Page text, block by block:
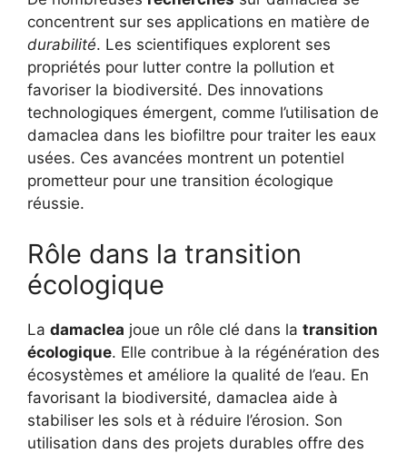
concentrent sur ses applications en matière de
durabilité. Les scientifiques explorent ses
propriétés pour lutter contre la pollution et
favoriser la biodiversité. Des innovations
technologiques émergent, comme l’utilisation de
damaclea dans les biofiltre pour traiter les eaux
usées. Ces avancées montrent un potentiel
prometteur pour une transition écologique
réussie.
Rôle dans la transition
écologique
La damaclea joue un rôle clé dans la transition
écologique. Elle contribue à la régénération des
écosystèmes et améliore la qualité de l’eau. En
favorisant la biodiversité, damaclea aide à
stabiliser les sols et à réduire l’érosion. Son
utilisation dans des projets durables offre des